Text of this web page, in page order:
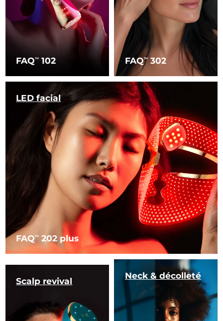
FAQTM 102 FAQTM302
FAQTM 202 plus
LED facial
Scalp revival
Neck & décolleté